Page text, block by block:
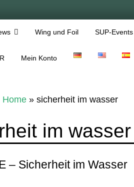
Wing und Foil SUP-Events
Mein Konto
Home» sicherheit im wasser
im wasser
– Sicherheit im Wasser